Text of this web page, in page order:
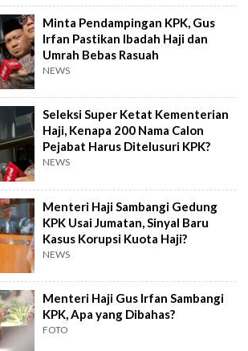
Minta Pendampingan KPK, Gus
Irfan Pastikan Ibadah Haji dan
Umrah Bebas Rasuah
NEWS
Seleksi Super Ketat Kementerian
Haji, Kenapa 200 Nama Calon
Pejabat Harus Ditelusuri KPK?
NEWS
Menteri Haji Sambangi Gedung
KPK Usai Jumatan, Sinyal Baru
Kasus Korupsi Kuota Haji?
NEWS
Menteri Haji Gus Irfan Sambangi
KPK, Apa yang Dibahas?
FOTO